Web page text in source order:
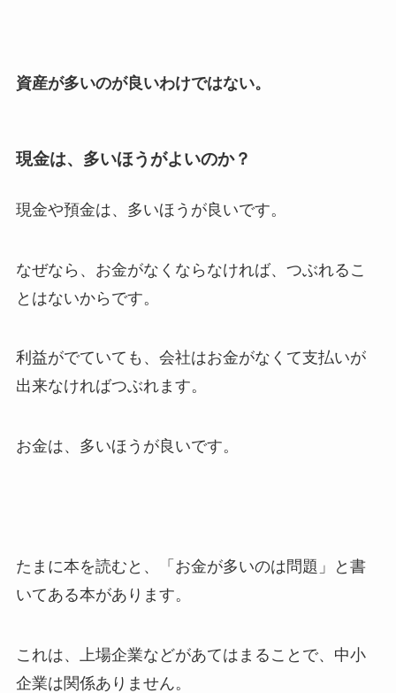
資産が多いのが良いわけではない。
現金は、多いほうがよいのか？
現金や預金は、多いほうが良いです。
なぜなら、お金がなくならなければ、つぶれるこ
とはないからです。
利益がでていても、会社はお金がなくて支払いが
出来なければつぶれます。
お金は、多いほうが良いです。
たまに本を読むと、「お金が多いのは問題」と書
いてある本があります。
これは、上場企業などがあてはまることで、中小
企業は関係ありません。